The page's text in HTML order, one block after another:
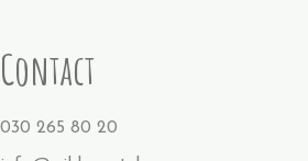
Contact
030 265 80 20